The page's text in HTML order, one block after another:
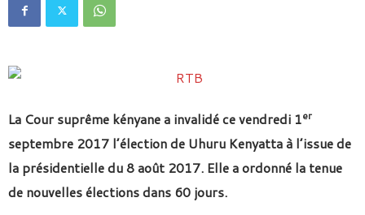
La Cour suprême kényane a invalidé ce vendredi 1er
septembre 2017 l’élection de Uhuru Kenyatta à l’issue de
la présidentielle du 8 août 2017. Elle a ordonné la tenue
de nouvelles élections dans 60 jours.